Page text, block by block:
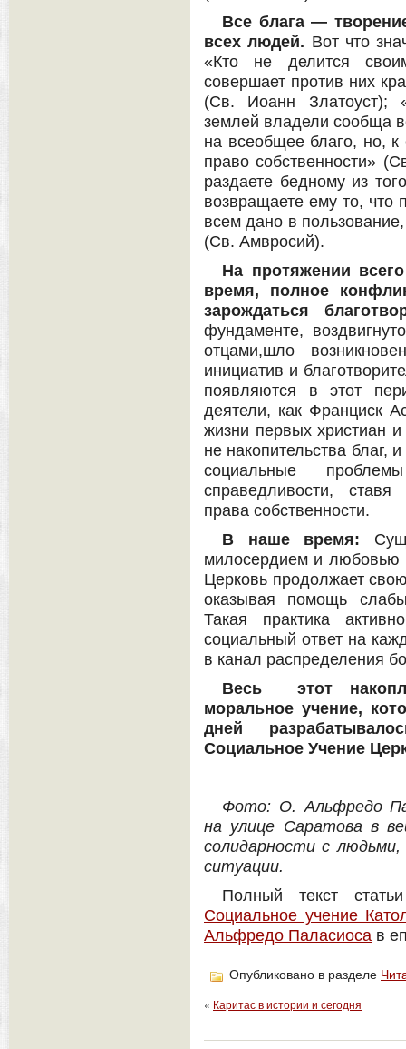
Все блага —
всех людей. Вот что
«Кто не делится
совершает против них
(Св. Иоанн Златоуст);
землей владели сообща
на всеобщее благо, но,
право собственности»
раздаете бедному из
возвращаете ему то,
всем дано в
(Св. Амвросий).
На протяжении
время, полное
зарождаться
фундаменте,
отцами,шло
инициатив и
появляются в этот
деятели, как Франциск
жизни первых христиан
не накопительства благ,
социальные
справедливости,
права собственности.
В наше время:
милосердием и
Церковь продолжает
оказывая помощь
Такая практика
социальный ответ на
в канал распределения
Весь этот
моральное учение,
дней
Социальное Учение
Фото: О. Альфредо
на улице Саратова в
солидарности с
ситуации.
Полный текст
Социальное учение
Альфредо Паласиоса в
Опубликовано в разделе
« Каритас в истории и сегодня